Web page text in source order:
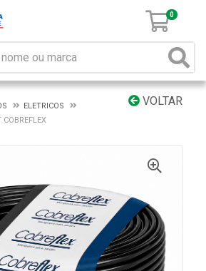
0
VOLTAR
ELETRICOS